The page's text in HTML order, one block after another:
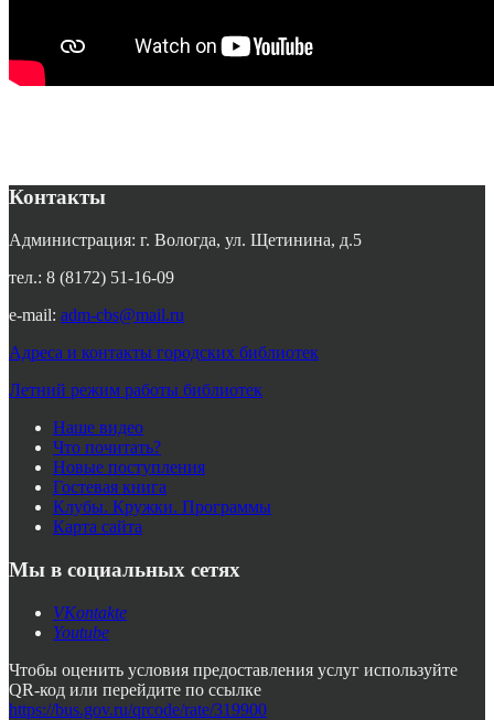
Контакты
Администрация: г. Вологда, ул. Щетинина, д.5
тел.: 8 (8172) 51-16-09
e-mail: adm-cbs@mail.ru
Адреса и контакты городских библиотек
Летний режим работы библиотек
Наше видео
Что почитать?
Новые поступления
Гостевая книга
Клубы. Кружки. Программы
Карта сайта
Мы в социальных сетях
VKontakte
Youtube
Чтобы оценить условия предоставления услуг используйте
QR-код или перейдите по ссылке
https://bus.gov.ru/qrcode/rate/319900